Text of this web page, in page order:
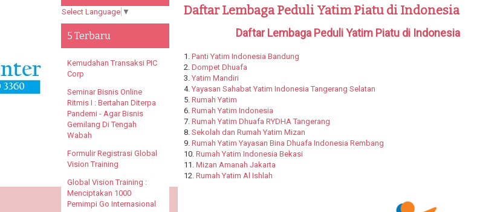
Daftar Lembaga Peduli Yatim Piatu di Indonesia
Daftar Lembaga Peduli Yatim Piatu di Indonesia
1. Panti Yatim Indonesia Bandung
2. Dompet Dhuafa
3. Yatim Mandiri
4. Yayasan Sahabat Yatim Indonesia Tangerang Selatan
5. Rumah Yatim
6. Rumah Yatim Indonesia
7. Rumah Yatim Dhuafa RYDHA Tangerang
8. Sekolah dan Rumah Yatim Mizan
9. Rumah Yatim Yayasan Bina Dhuafa Indonesia Rembang
10. Rumah Yatim Indonesia Bekasi
11. Mizan Amanah Jakarta
12. Rumah Yatim Al Ishlah
Select Language ▼
5 Terbaru
Kemudahan Transaksi PIC
Corp
Seminar Bisnis Online
Ritmis I : Bertahan Diterpa
Pandemi - Agar Bisnis
Gemilang Di Tengah
Wabah
Formulir Registrasi Global
Vision Training
Global Vision Training :
Menciptakan 1000
Pemimpi Go Internasional